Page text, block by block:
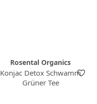
Rosental Organics
Konjac Detox Schwamm
Grüner Tee